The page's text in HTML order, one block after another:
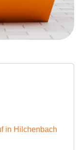
in Hilchenbach